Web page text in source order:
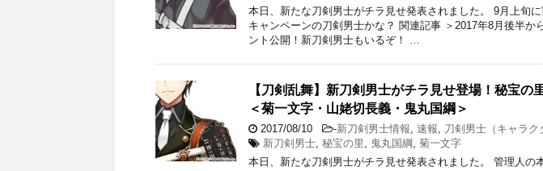
本日、新たな刀剣男士がチラ見せ発表されました。 9月上旬
キャンペーンの刀剣男士かな？ 関連記事 ＞2017年8月後半か
ント公開！新刀剣男士もいるぞ！ …
【刀剣乱舞】新刀剣男士がチラ見せ登場！秘宝の
＜菊一文字・山姥切長義・鬼丸国綱＞
2017/08/10 -新刀剣男士情報 速報
刀剣男士（キャラク
新刀剣男士 秘宝の里 鬼丸国綱 菊一文字
本日、新たな刀剣男士がチラ見せ発表されました。 管理人の